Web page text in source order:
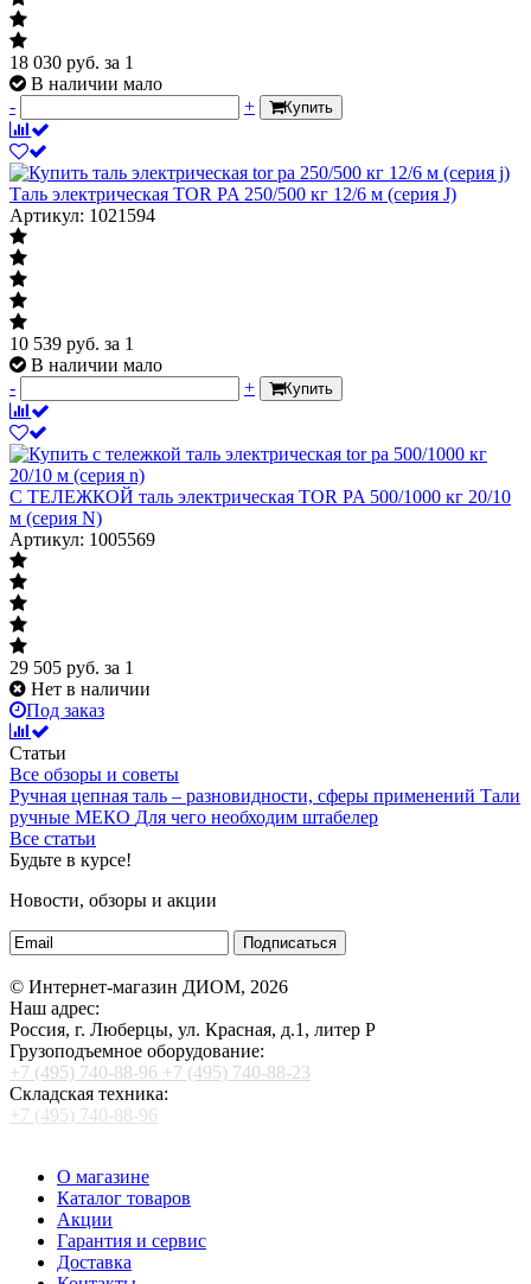
18 030 руб. за 1
В наличии мало
-
+ Купить
Таль электрическая TOR PA 250/500 кг 12/6 м (серия J)
Артикул: 1021594
10 539 руб. за 1
В наличии мало
-
+ Купить
С ТЕЛЕЖКОЙ таль электрическая TOR PA 500/1000 кг 20/10
м (серия N)
Артикул: 1005569
29 505 руб. за 1
Нет в наличии
Под заказ
Статьи
Все обзоры и советы
Ручная цепная таль – разновидности, сферы применений Тали
ручные МЕКО Для чего необходим штабелер
Все статьи
Будьте в курсе!
Новости, обзоры и акции
Подписаться
© Интернет-магазин ДИОМ, 2026
Наш адрес:
Россия, г. Люберцы, ул. Красная, д.1, литер Р
Грузоподъемное оборудование:
+7 (495) 740-88-96 +7 (495) 740-88-23
Складская техника:
+7 (495) 740-88-96
О магазине
Каталог товаров
Акции
Гарантия и сервис
Доставка